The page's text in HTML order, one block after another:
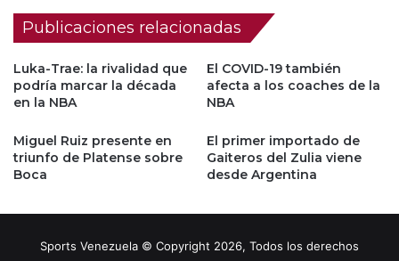
Publicaciones relacionadas
Luka-Trae: la rivalidad que
podría marcar la década
en la NBA
El COVID-19 también
afecta a los coaches de la
NBA
Miguel Ruiz presente en
triunfo de Platense sobre
Boca
El primer importado de
Gaiteros del Zulia viene
desde Argentina
Sports Venezuela © Copyright 2026, Todos los derechos